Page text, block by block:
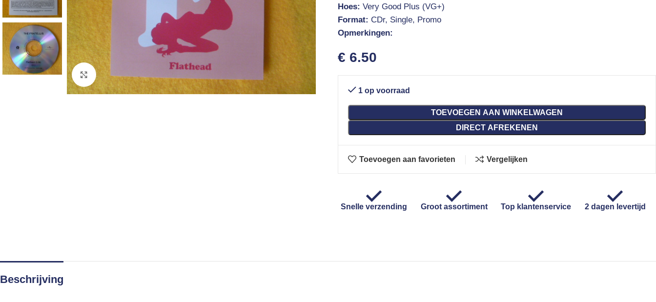
Click to enlarge
Hoes: Very Good Plus (VG+)
Format: CDr, Single, Promo
Opmerkingen:
€ 6.50
1 op voorraad
TOEVOEGEN AAN WINKELWAGEN
DIRECT AFREKENEN
Toevoegen aan favorieten Vergelijken
Snelle verzending Groot assortiment Top klantenservice 2 dagen levertijd
Beschrijving